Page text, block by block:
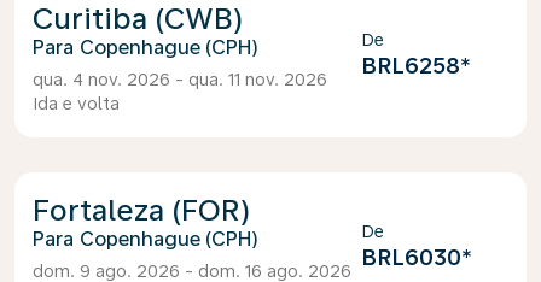
Curitiba (CWB)
Copenhague (CPH)
qua. 4 nov. 2026 - qua. 11 nov. 2026
Ida e volta
De
BRL6258*
Fortaleza (FOR)
Copenhague (CPH)
dom. 9 ago. 2026 - dom. 16 ago. 2026
De
BRL6030*